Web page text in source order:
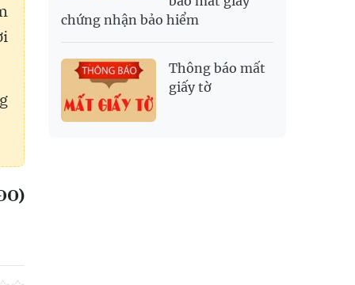
chứng nhận bảo hiểm
Thông báo mất
giấy tờ